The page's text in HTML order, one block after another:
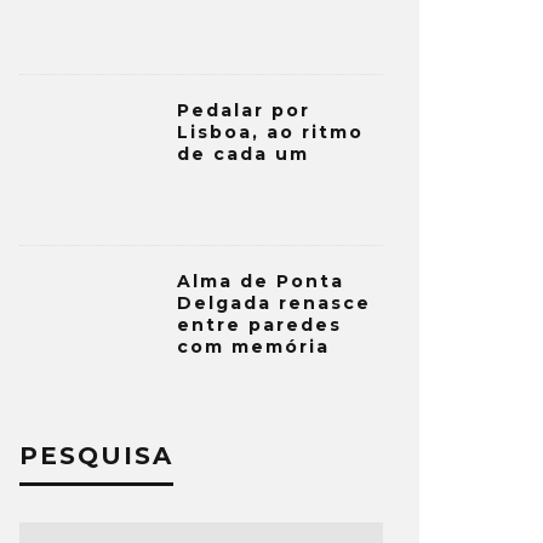
Pedalar por
Lisboa, ao ritmo
de cada um
Alma de Ponta
Delgada renasce
entre paredes
com memória
PESQUISA